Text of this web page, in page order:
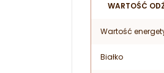
WARTOŚĆ
Wartość
Białko